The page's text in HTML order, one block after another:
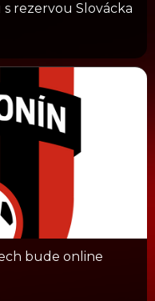
rezervou Slovácka
bude online